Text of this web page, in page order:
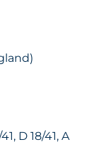
D 18/41, A